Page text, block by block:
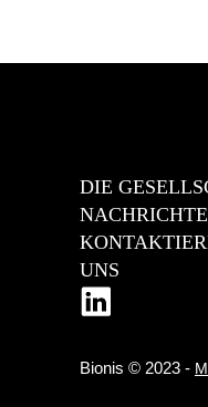
DIE
UNS
Bionis © 2023 -